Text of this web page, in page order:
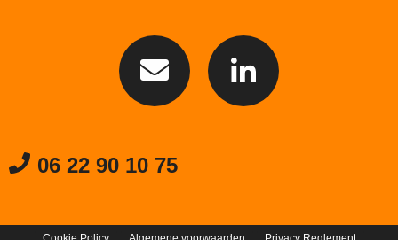
06 22 90 10 75